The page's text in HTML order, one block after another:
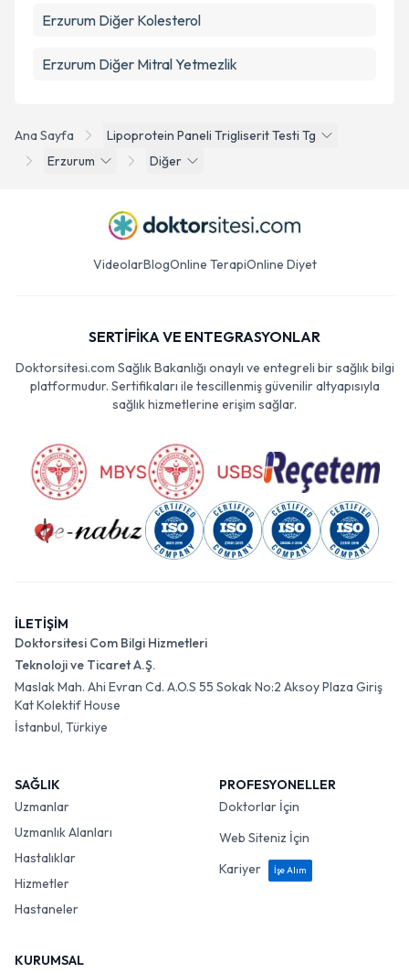
Ana Sayfa
Lipoprotein Paneli Trigliserit Testi Tg
Erzurum
Diğer
Erzurum Diğer Kolesterol
Erzurum Diğer Mitral Yetmezlik
VideolarBlogOnline TerapiOnline Diyet
SERTİFİKA VE ENTEGRASYONLAR
Doktorsitesi.com Sağlık Bakanlığı onaylı ve entegreli bir sağlık bilgi
platformudur. Sertifikaları ile tescillenmiş güvenilir altyapısıyla
sağlık hizmetlerine erişim sağlar.
İLETİŞİM
Doktorsitesi Com Bilgi Hizmetleri
Teknoloji ve Ticaret A.Ş.
Maslak Mah. Ahi Evran Cd. A.O.S 55 Sokak No:2 Aksoy Plaza Giriş
Kat Kolektif House
İstanbul, Türkiye
SAĞLIK
Uzmanlar
Uzmanlık Alanları
Hastalıklar
Hizmetler
Hastaneler
PROFESYONELLER
Doktorlar İçin
Web Siteniz İçin
Kariyer
İşe Alım
KURUMSAL